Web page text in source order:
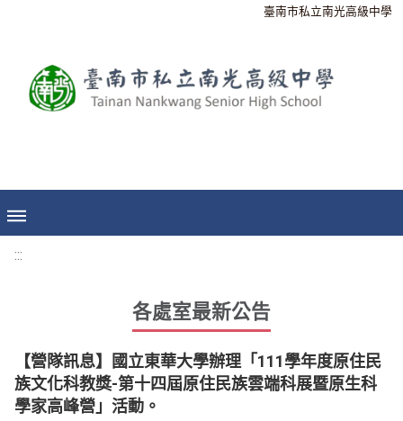
臺南市私立南光高級中學
:::
各處室最新公告
【營隊訊息】國立東華大學辦理「111學年度原住民
族文化科教獎-第十四屆原住民族雲端科展暨原生科
學家高峰營」活動。